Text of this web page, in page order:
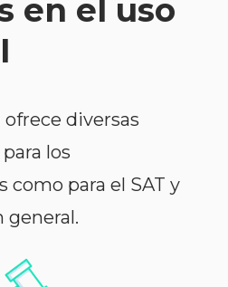
en el uso
ofrece diversas
los
para el SAT y
general.